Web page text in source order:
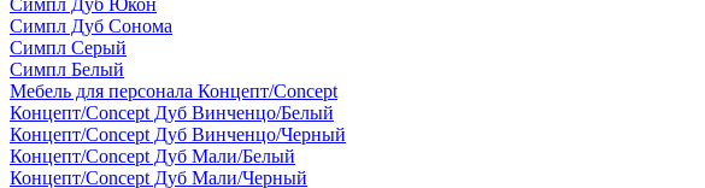
Симпл Дуб Юкон
Симпл Дуб Сонома
Симпл Серый
Симпл Белый
Мебель для персонала Концепт/Concept
Концепт/Concept Дуб Винченцо/Белый
Концепт/Concept Дуб Винченцо/Черный
Концепт/Concept Дуб Мали/Белый
Концепт/Concept Дуб Мали/Черный